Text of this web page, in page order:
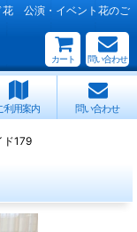
公演・イベント花のご
カート 問い合わせ
利用案内 問い合わせ
ド179